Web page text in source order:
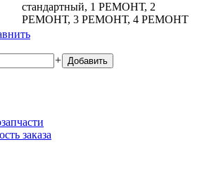
стандартный, 1 РЕМОНТ, 2
РЕМОНТ, 3 РЕМОНТ, 4 РЕМОНТ
+
заказа